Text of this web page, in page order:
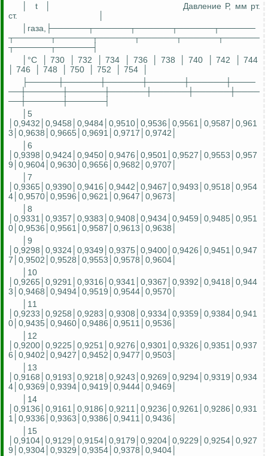
t Давление Р, мм рт.
ст.
│газа,├──────┬──────┬──────┬──────┬──────
┬──────┬──────┬──────┬──────┬──────┬──────
┬──────┬──────┤
│°С
│ 730 │ 732 │ 734 │ 736 │ 738 │ 740 │ 742
│ 744
│ 746
│ 748 │ 750 │ 752 │ 754
├─────┼──────┼──────┼──────┼──────┼────
──┼──────┼──────┼──────┼──────┼──────┼────
──┼──────┼──────┤
│5
│0,9432│0,9458│0,9484│0,9510│0,9536│0,9561│0,9587│0,961
3│0,9638│0,9665│0,9691│0,9717│0,9742│
│6
│0,9398│0,9424│0,9450│0,9476│0,9501│0,9527│0,9553│0,957
9│0,9604│0,9630│0,9656│0,9682│0,9707│
│7
│0,9365│0,9390│0,9416│0,9442│0,9467│0,9493│0,9518│0,954
4│0,9570│0,9596│0,9621│0,9647│0,9673│
│8
│0,9331│0,9357│0,9383│0,9408│0,9434│0,9459│0,9485│0,951
0│0,9536│0,9561│0,9587│0,9613│0,9638│
│9
│0,9298│0,9324│0,9349│0,9375│0,9400│0,9426│0,9451│0,947
7│0,9502│0,9528│0,9553│0,9578│0,9604│
│10
│0,9265│0,9291│0,9316│0,9341│0,9367│0,9392│0,9418│0,944
3│0,9468│0,9494│0,9519│0,9544│0,9570│
│11
│0,9233│0,9258│0,9283│0,9308│0,9334│0,9359│0,9384│0,941
0│0,9435│0,9460│0,9486│0,9511│0,9536│
│12
│0,9200│0,9225│0,9251│0,9276│0,9301│0,9326│0,9351│0,937
6│0,9402│0,9427│0,9452│0,9477│0,9503│
│13
│0,9168│0,9193│0,9218│0,9243│0,9269│0,9294│0,9319│0,934
4│0,9369│0,9394│0,9419│0,9444│0,9469│
│14
│0,9136│0,9161│0,9186│0,9211│0,9236│0,9261│0,9286│0,931
1│0,9336│0,9363│0,9386│0,9411│0,9436│
│15
│0,9104│0,9129│0,9154│0,9179│0,9204│0,9229│0,9254│0,927
9│0,9304│0,9329│0,9354│0,9378│0,9404│